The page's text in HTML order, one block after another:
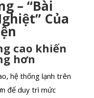
– “Bài
Của
cao khiến
hơn
hệ thống lạnh trên
để duy trì mức